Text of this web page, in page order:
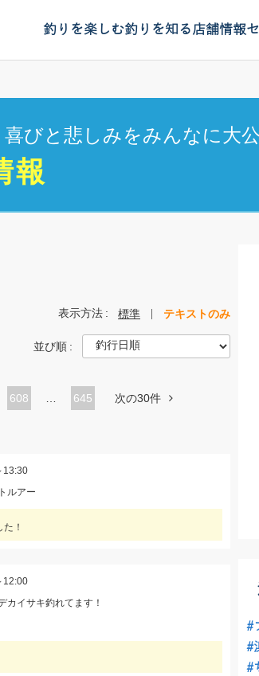
釣りを楽しむ釣りを知る店舗情報
びと悲しみをみんなに大公
報
表示方法 標準 テキストのみ
並び順
ペ
608 645 次の30件
13:30
ルアー
！
12:00
カイサキ釣れてます！
#
#
#